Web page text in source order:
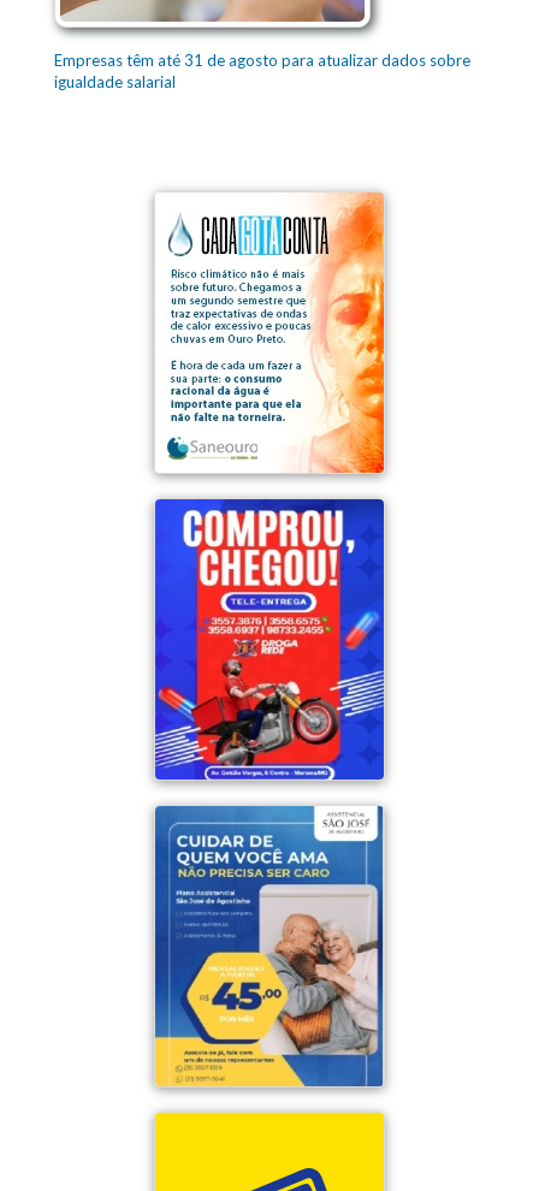
Empresas têm até 31 de agosto para atualizar dados sobre
igualdade salarial